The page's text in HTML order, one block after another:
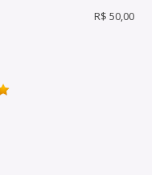
R$ 50,00